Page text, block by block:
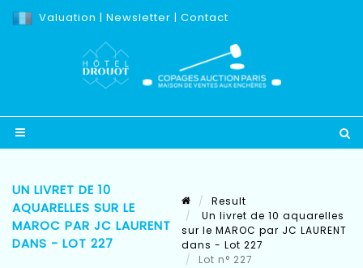
Valuation | Newsletter | Contact
UN LIVRET DE 10
AQUARELLES SUR LE
MAROC PAR JC LAURENT
DANS - LOT 227
Result
Un livret de 10 aquarelles
sur le MAROC par JC LAURENT
dans - Lot 227
Lot n° 227